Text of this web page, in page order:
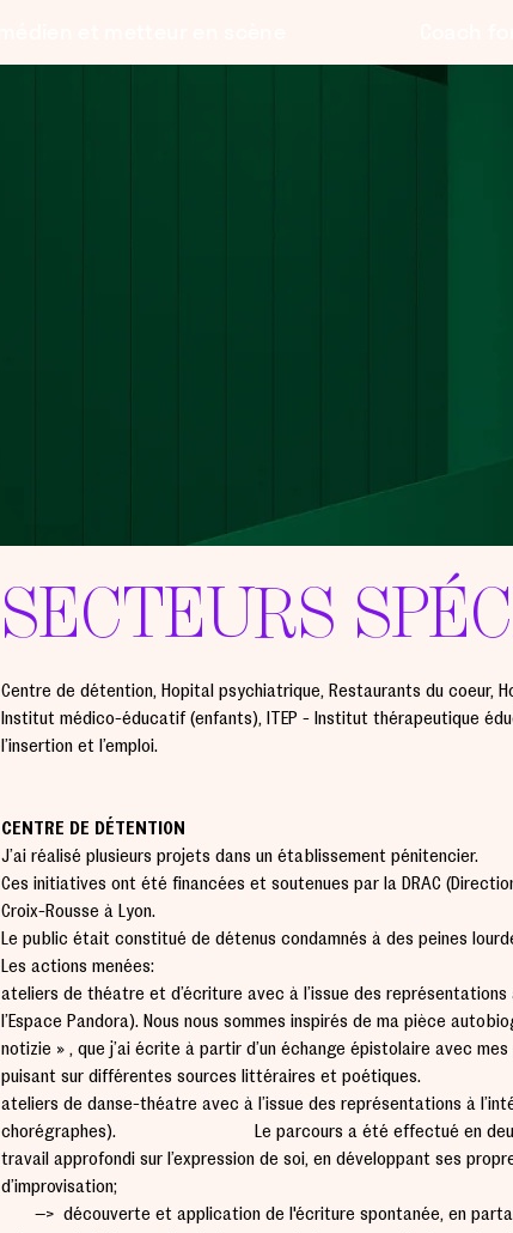
SECTEURS
Centre de détention, Hôpital psychiatrique, Restaurants du coeur,
Institut médico-éducatif (enfants), ITEP - Institut thérapeutique
l’insertion et l’emploi.
CENTRE DE DÉTENTION
J’ai réalisé plusieurs projets dans un établissement pénitencier.
Ces initiatives ont été financées et soutenues par la DRAC
Croix-Rousse à Lyon.
Le public était constitué de détenus condamnés à des peines
Les actions menées:
ateliers de théâtre et d’écriture avec à l’issue des
l’Espace Pandora). Nous nous sommes inspirés de ma pièce
notizie » , que j’ai écrite à partir d’un échange épistolaire avec
puisant sur différentes sources littéraires et poétiques.
ateliers de danse-théâtre avec à l’issue des représentations à
chorégraphes). Le parcours a été
travail approfondi sur l’expression de soi, en développant ses
d’improvisation;
—> découverte et application de l'écriture spontanée, en